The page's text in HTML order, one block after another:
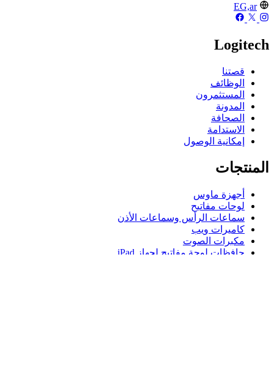
EG,ar
Logitech
قصتنا
الوظائف
المستثمرون
المدونة
الصحافة
الاستدامة
إمكانية الوصول
المنتجات
أجهزة ماوس
لوحات مفاتيح
سماعات الرأس وسماعات الأذن
كاميرات ويب
مكبرات الصوت
حافظات لوحة مفاتيح لجهاز iPad